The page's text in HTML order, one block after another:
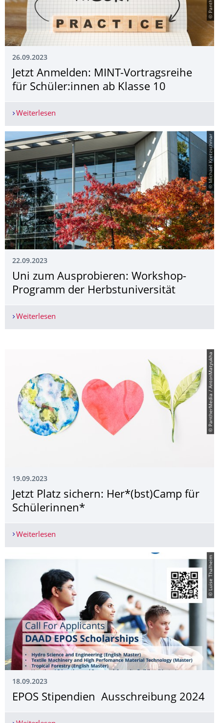
26.09.2023
Jetzt Anmelden: MINT-Vortragsreihe
für Schüler:innen ab Klasse 10
Weiterlesen
© Michael Kretzschmar
22.09.2023
Uni zum Ausprobieren: Workshop-
Programm der Herbstuniversität
Weiterlesen
© PantherMedia / AntonMatyukha
19.09.2023
Jetzt Platz sichern: Her*(bst)Camp für
Schülerinnen*
Weiterlesen
© Luise Thalheim
18.09.2023
EPOS Stipendien ­ Ausschreibung 2024